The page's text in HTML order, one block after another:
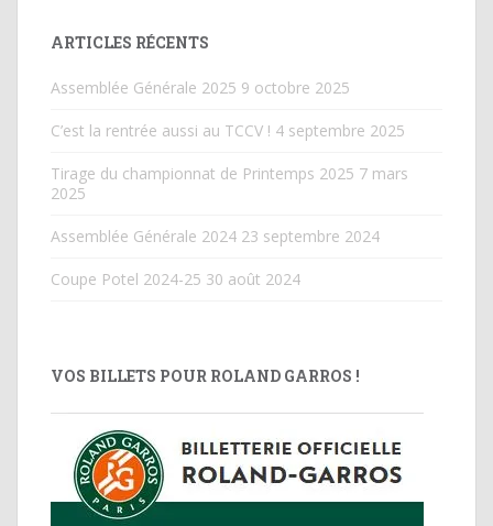
ARTICLES RÉCENTS
Assemblée Générale 2025 9 octobre 2025
C’est la rentrée aussi au TCCV ! 4 septembre 2025
Tirage du championnat de Printemps 2025 7 mars
2025
Assemblée Générale 2024 23 septembre 2024
Coupe Potel 2024-25 30 août 2024
VOS BILLETS POUR ROLAND GARROS !